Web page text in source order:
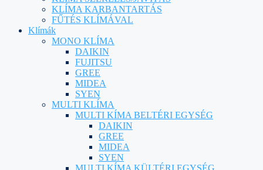
KLÍMA KARBANTARTÁS
FŰTÉS KLÍMÁVAL
Klímák
MONO KLÍMA
DAIKIN
FUJITSU
GREE
MIDEA
SYEN
MULTI KLÍMA
MULTI KÍMA BELTÉRI EGYSÉG
DAIKIN
GREE
MIDEA
SYEN
MULTI KÍMA KÜLTÉRI EGYSÉG